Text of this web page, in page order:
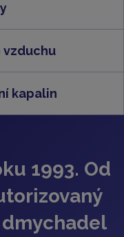
vzduchu
kapalin
1993. Od